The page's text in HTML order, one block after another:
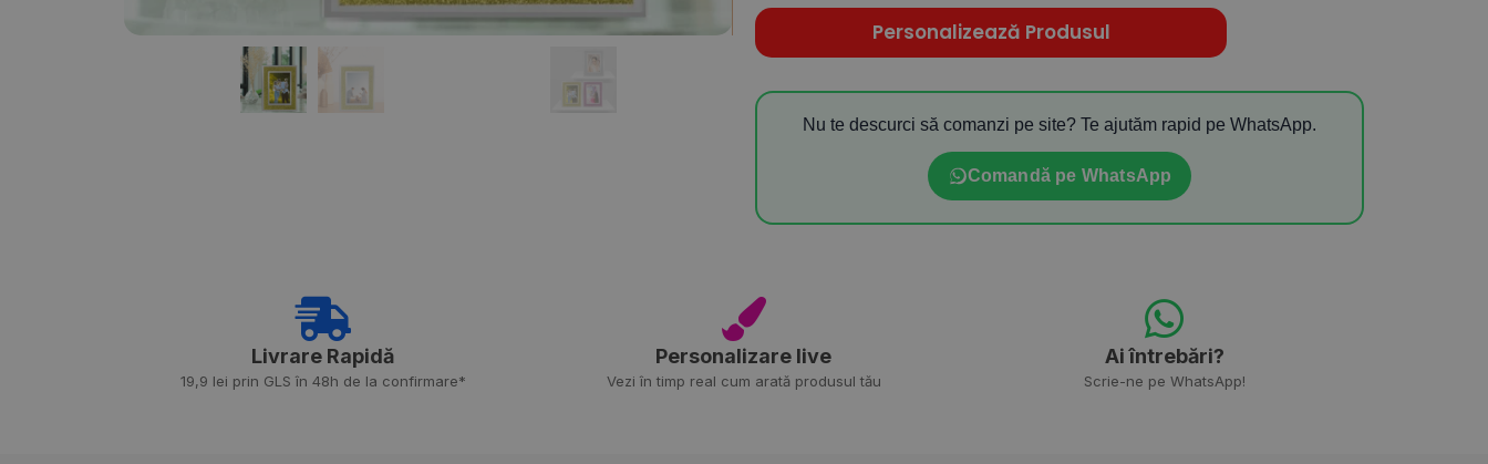
Personalizează Produsul
Nu te descurci să comanzi pe site? Te ajutăm rapid pe WhatsApp.
Comandă pe WhatsApp
Livrare Rapidă​
19,9 lei prin GLS în 48h de la confirmare*
Personalizare live
Vezi în timp real cum arată produsul tău
Ai întrebări?
Scrie-ne pe WhatsApp!